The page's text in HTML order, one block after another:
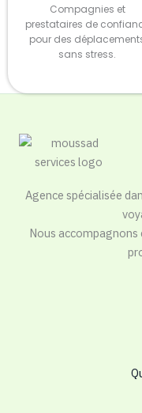
Compagnies et
prestataires de
pour des
sans stress.
Agence spécialisée
Nous accompagnons